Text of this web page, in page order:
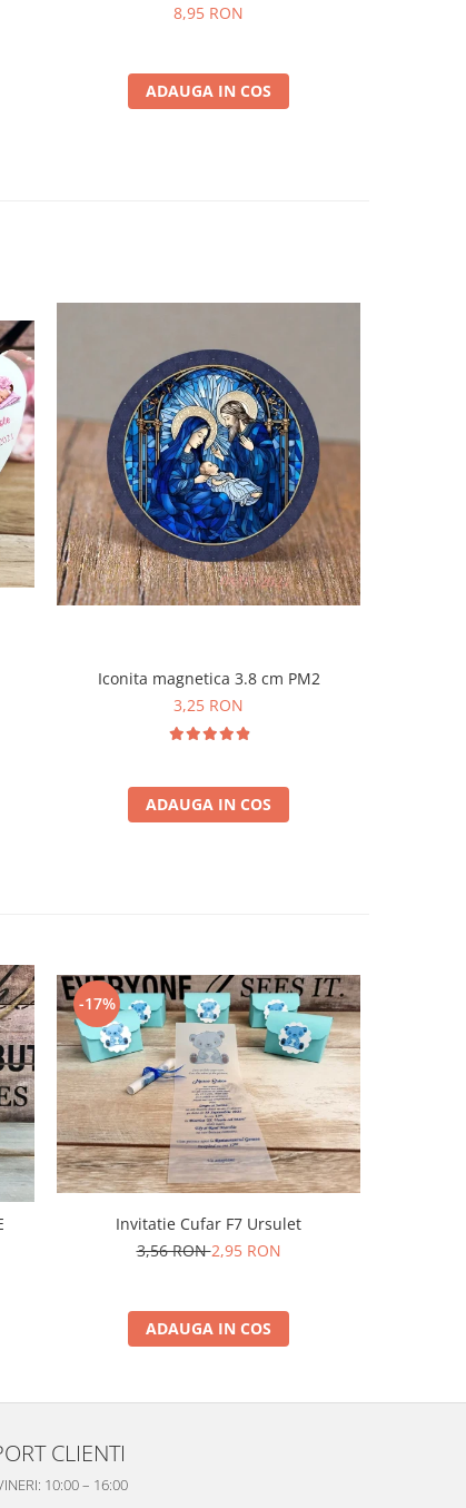
8,95 RON
ADAUGA IN COS
Iconita magnetica 3.8 cm PM2
3,25 RON
ADAUGA IN COS
-17%
Invitatie Cufar F7 Ursulet
3,56 RON2,95 RON
ADAUGA IN COS
CLIENTI
10:00 – 16:00